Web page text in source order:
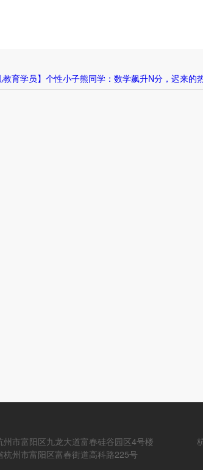
教育学员】个性小子熊同学：数学飙升N分，迟来的
市富阳区九龙大道富春硅谷园区4号楼
州市富阳区富春街道高科路225号